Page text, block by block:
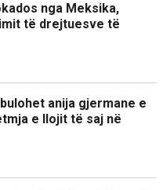
nga Meksika,
të drejtuesve të
anija gjermane e
e llojit të saj në